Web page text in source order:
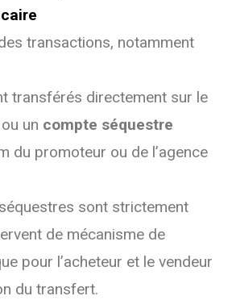
transactions, notamment
transférés directement sur le
ou un compte séquestre
du promoteur ou de l’agence
sont strictement
de mécanisme de
pour l’acheteur et le vendeur
du transfert.